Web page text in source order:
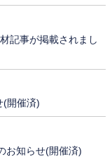
記事が掲載されまし
(開催済)
お知らせ(開催済)